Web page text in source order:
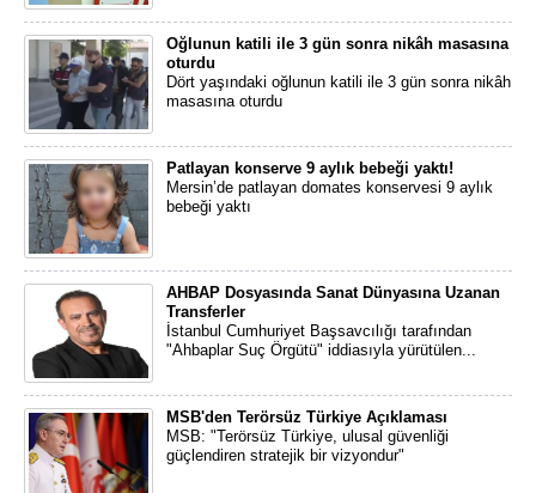
Oğlunun katili ile 3 gün sonra nikâh masasına
oturdu
Dört yaşındaki oğlunun katili ile 3 gün sonra nikâh
masasına oturdu
Patlayan konserve 9 aylık bebeği yaktı!
Mersin’de patlayan domates konservesi 9 aylık
bebeği yaktı
AHBAP Dosyasında Sanat Dünyasına Uzanan
Transferler
İstanbul Cumhuriyet Başsavcılığı tarafından
"Ahbaplar Suç Örgütü" iddiasıyla yürütülen...
MSB'den Terörsüz Türkiye Açıklaması
MSB: "Terörsüz Türkiye, ulusal güvenliği
güçlendiren stratejik bir vizyondur"